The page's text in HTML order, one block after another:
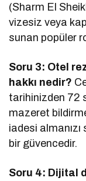
(Sharm El
vizesiz veya
sunan popüler
Soru 3: Otel
hakkı nedir?
tarihinizden 72
mazeret
iadesi
bir güvencedir.
Soru 4: Dijital